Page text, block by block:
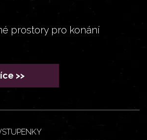
prostory pro konání
>>